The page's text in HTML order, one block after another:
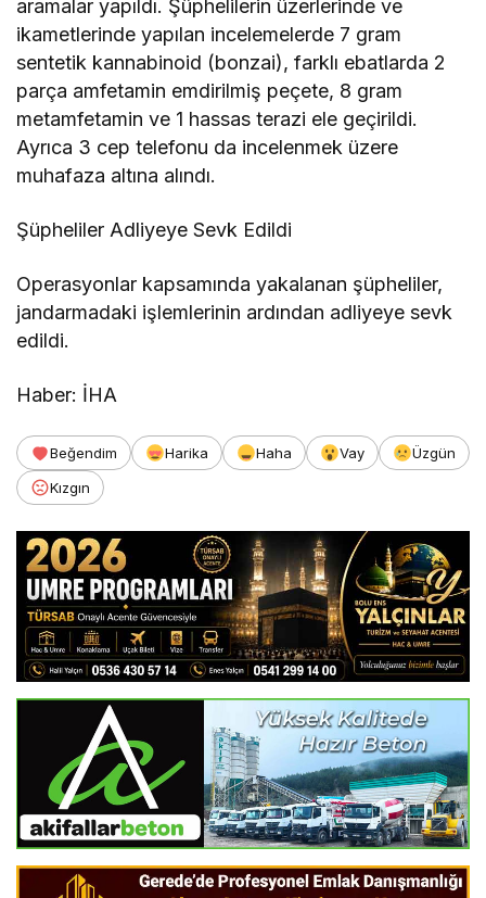
aramalar yapıldı. Şüphelilerin üzerlerinde ve
ikametlerinde yapılan incelemelerde 7 gram
sentetik kannabinoid (bonzai), farklı ebatlarda 2
parça amfetamin emdirilmiş peçete, 8 gram
metamfetamin ve 1 hassas terazi ele geçirildi.
Ayrıca 3 cep telefonu da incelenmek üzere
muhafaza altına alındı.
Şüpheliler Adliyeye Sevk Edildi
Operasyonlar kapsamında yakalanan şüpheliler,
jandarmadaki işlemlerinin ardından adliyeye sevk
edildi.
Haber: İHA
Beğendim Harika Haha Vay
Üzgün
Kızgın